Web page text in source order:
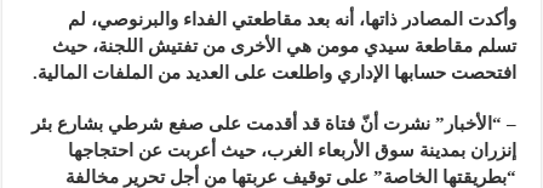
وأكدت المصادر ذاتها، أنه بعد مقاطعتي الفداء والبرنوصي، لم
تسلم مقاطعة سيدي مومن هي الأخرى من تفتيش اللجنة، حيث
افتحصت حسابها الإداري واطلعت على العديد من الملفات المالية.
– “الأخبار” نشرت أنّ فتاة قد أقدمت على صفع شرطي بشارع بئر
إنزران بمدينة سوق الأربعاء الغرب، حيث أعربت عن احتجاجها
“بطريقتها الخاصة” على توقيف عربتها من أجل تحرير مخالفة